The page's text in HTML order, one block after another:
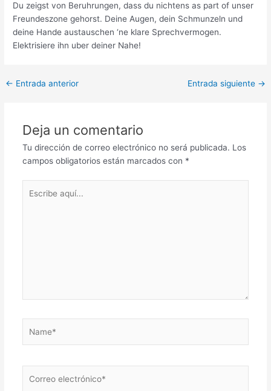
Du zeigst von Beruhrungen, dass du nichtens as part of unser
Freundeszone gehorst. Deine Augen, dein Schmunzeln und
deine Hande austauschen ‘ne klare Sprechvermogen.
Elektrisiere ihn uber deiner Nahe!
Post
← Entrada anterior Entrada siguiente →
Deja un comentario
Tu dirección de correo electrónico no será publicada. Los
campos obligatorios están marcados con *
aquí...
electrónico*